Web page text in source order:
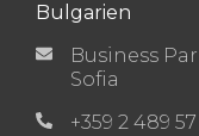
Bulgarien
Business
Sofia
+359 2 489 57